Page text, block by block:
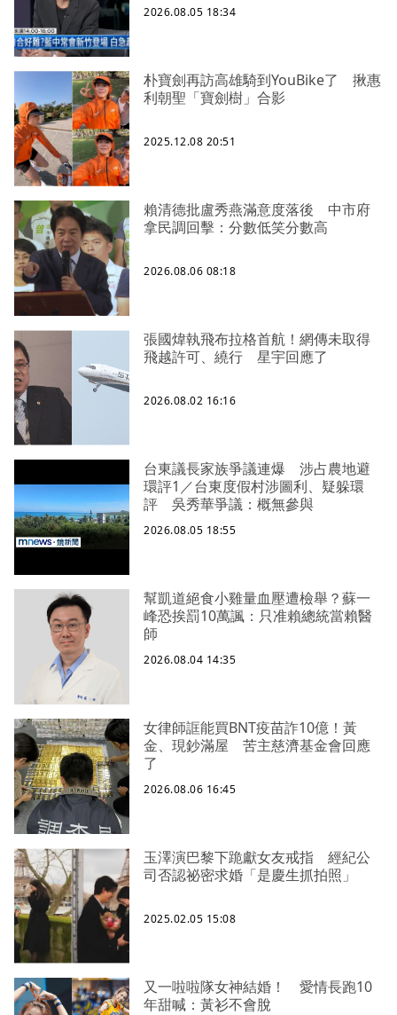
2026.08.05 18:34
朴寶劍再訪高雄騎到YouBike了 揪惠
利朝聖「寶劍樹」合影
2025.12.08 20:51
賴清德批盧秀燕滿意度落後 中市府
拿民調回擊：分數低笑分數高
2026.08.06 08:18
張國煒執飛布拉格首航！網傳未取得
飛越許可、繞行 星宇回應了
2026.08.02 16:16
台東議長家族爭議連爆 涉占農地避
環評1／台東度假村涉圖利、疑躲環
評 吳秀華爭議：概無參與
2026.08.05 18:55
幫凱道絕食小雞量血壓遭檢舉？蘇一
峰恐挨罰10萬諷：只准賴總統當賴醫
師
2026.08.04 14:35
女律師誆能買BNT疫苗詐10億！黃
金、現鈔滿屋 苦主慈濟基金會回應
了
2026.08.06 16:45
玉澤演巴黎下跪獻女友戒指 經紀公
司否認祕密求婚「是慶生抓拍照」
2025.02.05 15:08
又一啦啦隊女神結婚！ 愛情長跑10
年甜喊：黃衫不會脫